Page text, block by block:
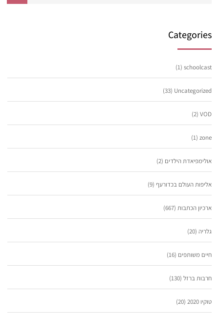
Categories
schoolcast
(1)
Uncategorized
(33)
VOD
(2)
zone
(1)
אולימפיאדת הילדים (2)
אליפות העולם בכדורעף (9)
ארכיון הכתבות (667)
גלריה (20)
חיים משותפים (16)
חרבות ברזל (130)
טוקיו 2020 (20)